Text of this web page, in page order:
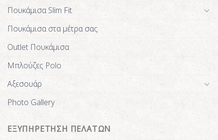
Πουκάμισα Slim Fit
Πουκάμισα στα μέτρα σας
Outlet Πουκάμισα
Μπλούζες Polo
Αξεσουάρ
Photo Gallery
ΕΞΥΠΗΡΕΤΗΣΗ ΠΕΛΑΤΩΝ